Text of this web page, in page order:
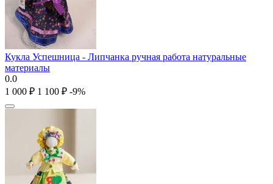
Кукла Успешница - Липчанка ручная работа натуральные
материалы
0.0
1 000 ₽ 1 100 ₽ -9%